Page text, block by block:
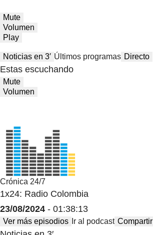
Mute
Volumen
Play
Noticias en 3′ Últimos programas Directo
Estas escuchando
Mute
Volumen
Crónica 24/7
1x24: Radio Colombia
23/08/2024 - 01:38:13
Ver más episodios Ir al podcast Compartir